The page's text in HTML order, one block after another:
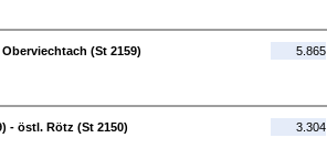
(St 2159)
5.865
- östl. Rötz (St 2150)
3.304